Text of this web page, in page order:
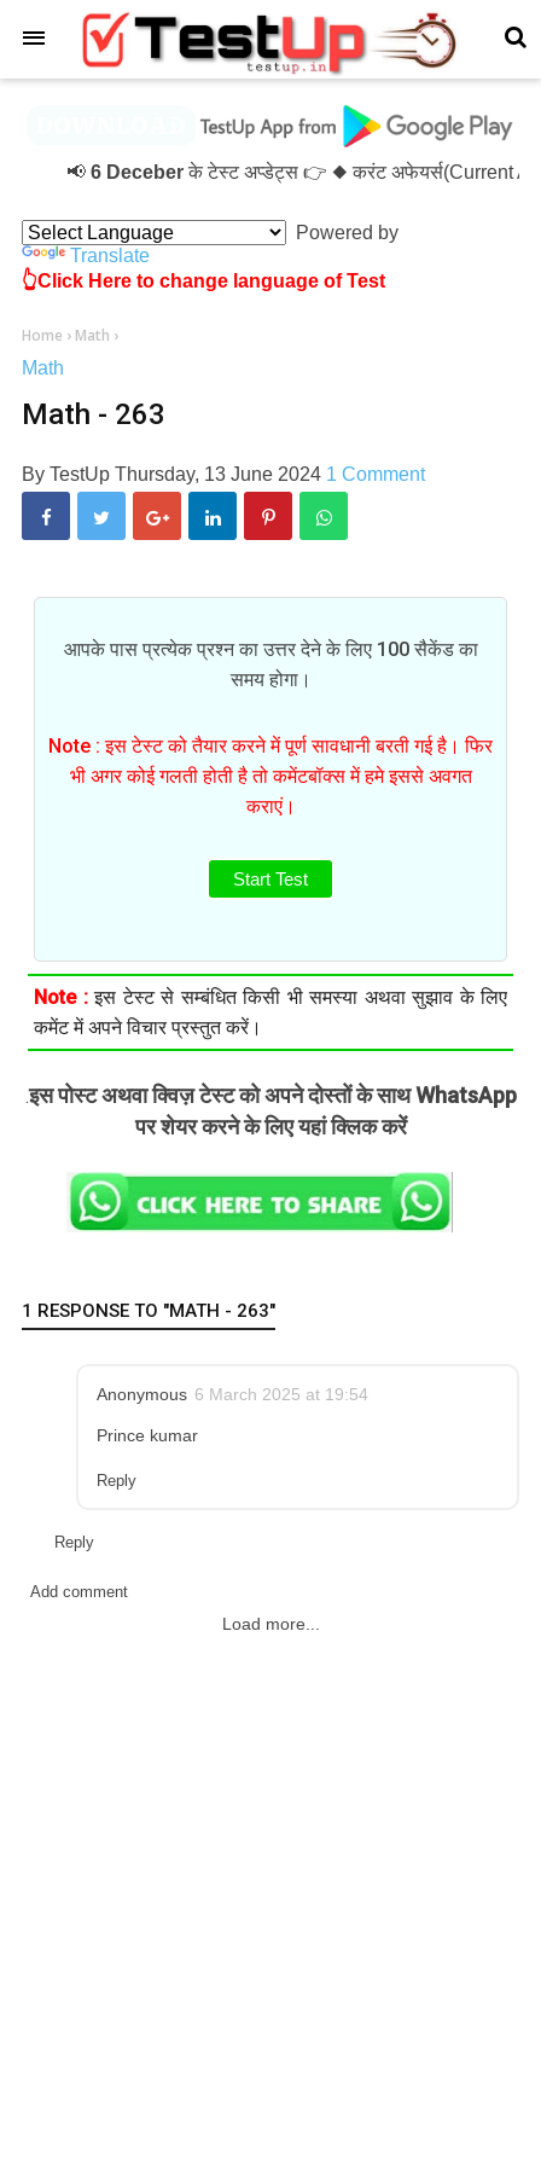
6 Deceberके टेस्ट अप्डेट्स 👉 ◆ करंट अफेयर्स(Current
Powered by
Translate
👆Click Here to change language of Test
Home › Math ›
Math
Math - 263
By TestUp Thursday, 13 June 2024 1 Comment
आपके पास प्रत्येक प्रश्न का उत्तर देने के लिए 100 सैकेंड का
समय होगा।
Note : इस टेस्ट को तैयार करने में पूर्ण सावधानी बरती गई है। फिर
भी अगर कोई गलती होती है तो कमेंटबॉक्स में हमे इससे अवगत
कराएं।
Start Test
Note :इस टेस्ट से सम्बंधित किसी भी समस्या अथवा सुझाव के लिए
कमेंट में अपने विचार प्रस्तुत करें।
.इस पोस्ट अथवा क्विज़ टेस्ट को अपने दोस्तों के साथ WhatsApp
पर शेयर करने के लिए यहां क्लिक करें
1 RESPONSE TO "MATH - 263"
Anonymous 6 March 2025 at 19:54
Prince kumar
Reply
Reply
Add comment
Load more...